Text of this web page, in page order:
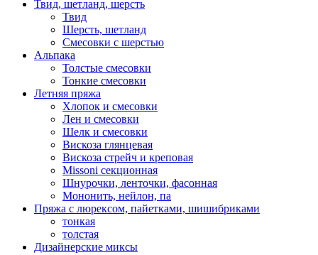
Твид, шетланд, шерсть
Твид
Шерсть, шетланд
Смесовки с шерстью
Альпака
Толстые смесовки
Тонкие смесовки
Летняя пряжа
Хлопок и смесовки
Лен и смесовки
Шелк и смесовки
Вискоза глянцевая
Вискоза стрейч и креповая
Missoni секционная
Шнурочки, ленточки, фасонная
Мононить, нейлон, па
Пряжа с люрексом, пайетками, шишибриками
тонкая
толстая
Дизайнерские миксы